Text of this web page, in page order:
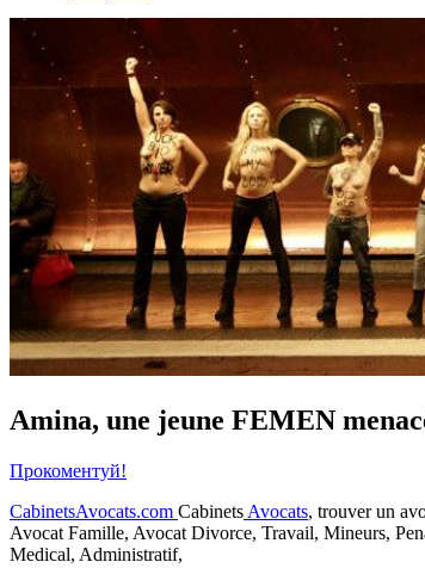
Amina, une jeune FEMEN
Прокоментуй!
CabinetsAvocats.com Cabinets Avocats, trouver un
Avocat Famille, Avocat Divorce, Travail, Mineurs,
Medical, Administratif,